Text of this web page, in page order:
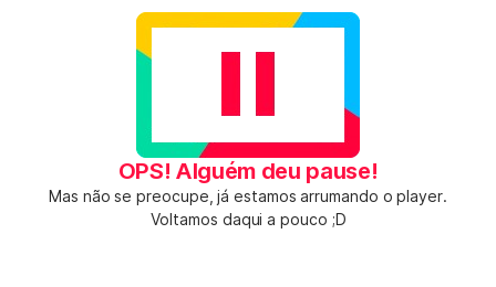
OPS! Alguém deu pause!
Mas não se preocupe, já estamos arrumando o player.
Voltamos daqui a pouco ;D